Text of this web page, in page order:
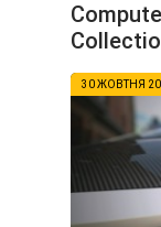
30 ЖОВТНЯ